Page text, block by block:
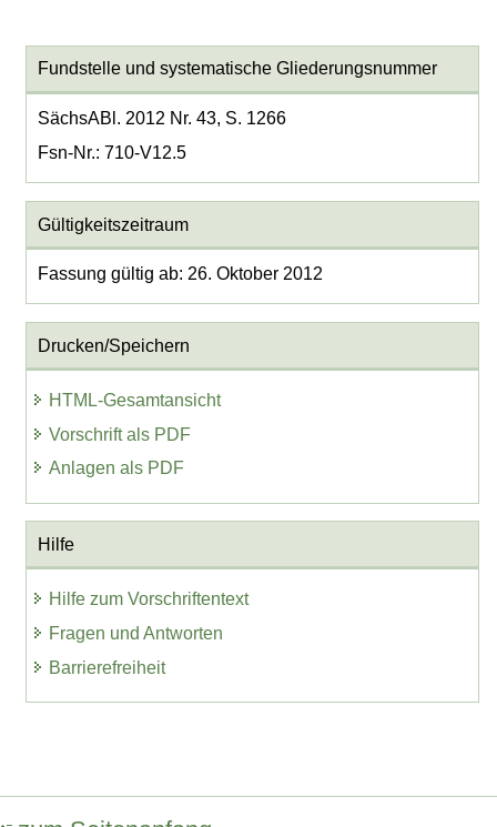
Fundstelle und systematische Gliederungsnummer
SächsABl. 2012 Nr. 43, S. 1266
Fsn-Nr.: 710-V12.5
Gültigkeitszeitraum
Fassung gültig ab: 26. Oktober 2012
Drucken/Speichern
HTML-Gesamtansicht
Vorschrift als PDF
Anlagen als PDF
Hilfe
Hilfe zum Vorschriftentext
Fragen und Antworten
Barrierefreiheit